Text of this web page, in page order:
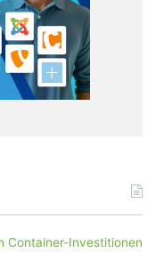
Container-Investitionen